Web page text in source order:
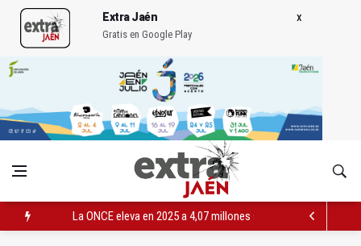
Extra Jaén
Gratis en Google Play
La ONCE eleva en 2025 a 4,07 millones su inversión social en